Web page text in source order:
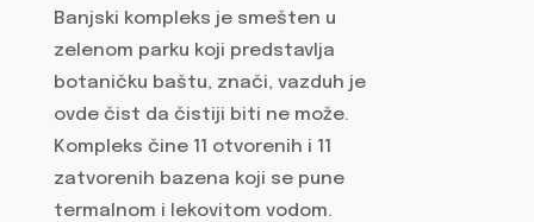
Banjski kompleks je smešten u
zelenom parku koji predstavlja
botaničku baštu, znači, vazduh je
ovde čist da čistiji biti ne može.
Kompleks čine 11 otvorenih i 11
zatvorenih bazena koji se pune
termalnom i lekovitom vodom.